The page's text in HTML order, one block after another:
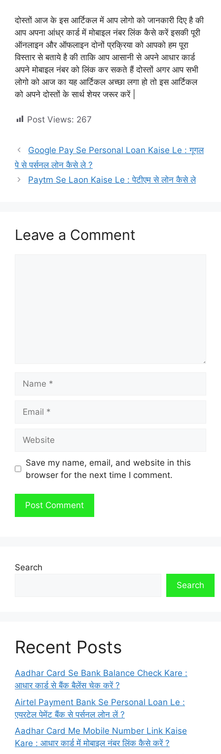
दोस्तों आज के इस आर्टिकल में आप लोगो को जानकारी दिए है की
आप अपना आंध्र कार्ड में मोबाइल नंबर लिंक कैसे करें इसकी पूरी
ऑनलाइन और ऑफलाइन दोनों प्रक्रिया को आपको हम पूरा
विस्तार से बताये है की ताकि आप आसानी से अपने आधार कार्ड
अपने मोबाइल नंबर को लिंक कर सकते हैं दोस्तों अगर आप सभी
लोगो को आज का यह आर्टिकल अच्छा लगा हो तो इस आर्टिकल
को अपने दोस्तों के सार्थ शेयर जरूर करें |
Post Views: 267
Google Pay Se Personal Loan Kaise Le : गूगल
पे से पर्सनल लोन कैसे ले ?
Paytm Se Laon Kaise Le : पेटीएम से लोन कैसे ले
Leave a Comment
Save my name, email, and website in this
browser for the next time I comment.
Search
Search
Recent Posts
Aadhar Card Se Bank Balance Check Kare :
आधार कार्ड से बैंक बैलेंस चेक करें ?
Airtel Payment Bank Se Personal Loan Le :
एयरटेल पेमेंट बैंक से पर्सनल लोन लें ?
Aadhar Card Me Mobile Number Link Kaise
Kare : आधार कार्ड में मोबाइल नंबर लिंक कैसे करें ?